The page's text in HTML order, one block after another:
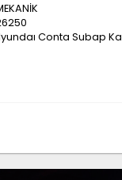
Conta Subap